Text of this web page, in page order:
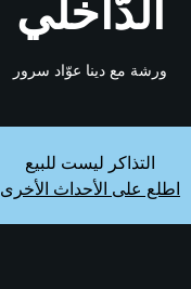
ورشة مع دينا عوّاد سرور
التذاكر ليست للبيع
اطلع على الأحداث الأخرى